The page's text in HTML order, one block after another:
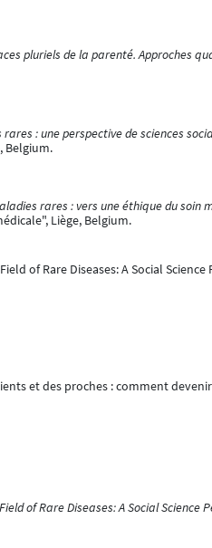
pluriels de la parenté. Approches
: une perspective de sciences
Belgium.
rares : vers une éthique du soin
Liège, Belgium.
of Rare Diseases: A Social Science
et des proches : comment
of Rare Diseases: A Social Science